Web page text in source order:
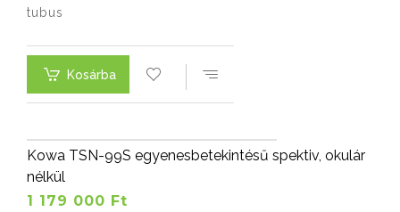
tubus
Kosárba
Kowa TSN-99S egyenesbetekintésű spektiv, okulár
nélkül
1 179 000 Ft